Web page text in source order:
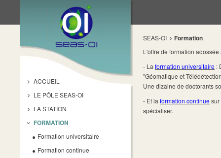
ACCUEIL
LE PÔLE SEAS-OI
LA STATION
FORMATION
Formation universitaire
Formation continue
SEAS-OI Formation
L'offre de formation
- La formation universitaire :
"Géomatique et
Une dizaine de doctorants
- Et la formation continuesur
spécialiser.